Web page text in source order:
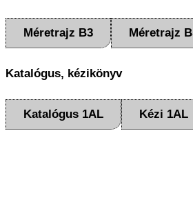
Méretrajz B3 Méretrajz
Katalógus, kézikönyv
Katalógus 1AL Kézi 1AL